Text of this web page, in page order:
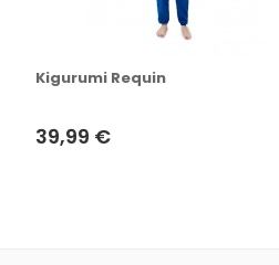
Kigurumi Requin
39,99 €